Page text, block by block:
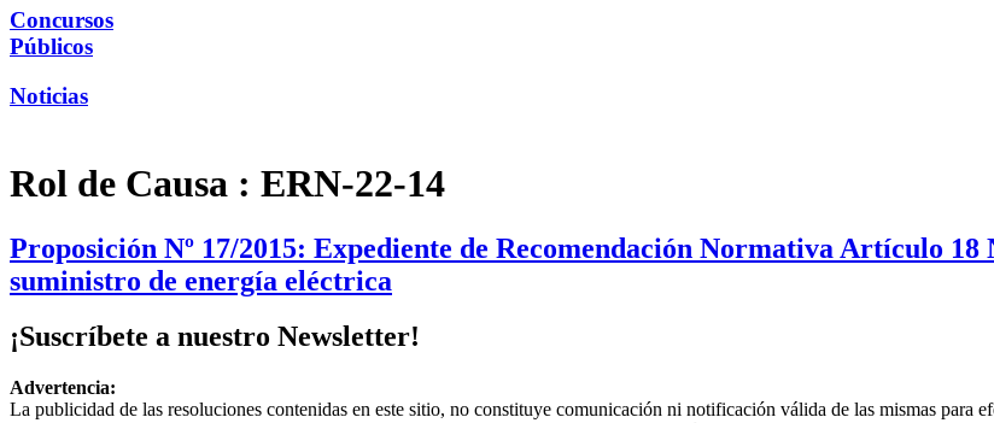
Concursos
Públicos
Noticias
Rol de Causa : ERN-22-14
Proposición Nº 17/2015: Expediente de Recomendación Normativa Artículo 18
suministro de energía eléctrica
¡Suscríbete a nuestro Newsletter!
Advertencia:
La publicidad de las resoluciones contenidas en este sitio, no constituye comunicación ni notificación válida de las mismas para